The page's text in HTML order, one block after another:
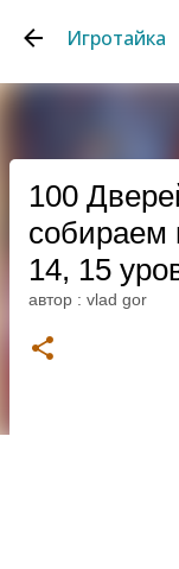
Игротайка
100
собираем
14, 15
автор : vlad gor